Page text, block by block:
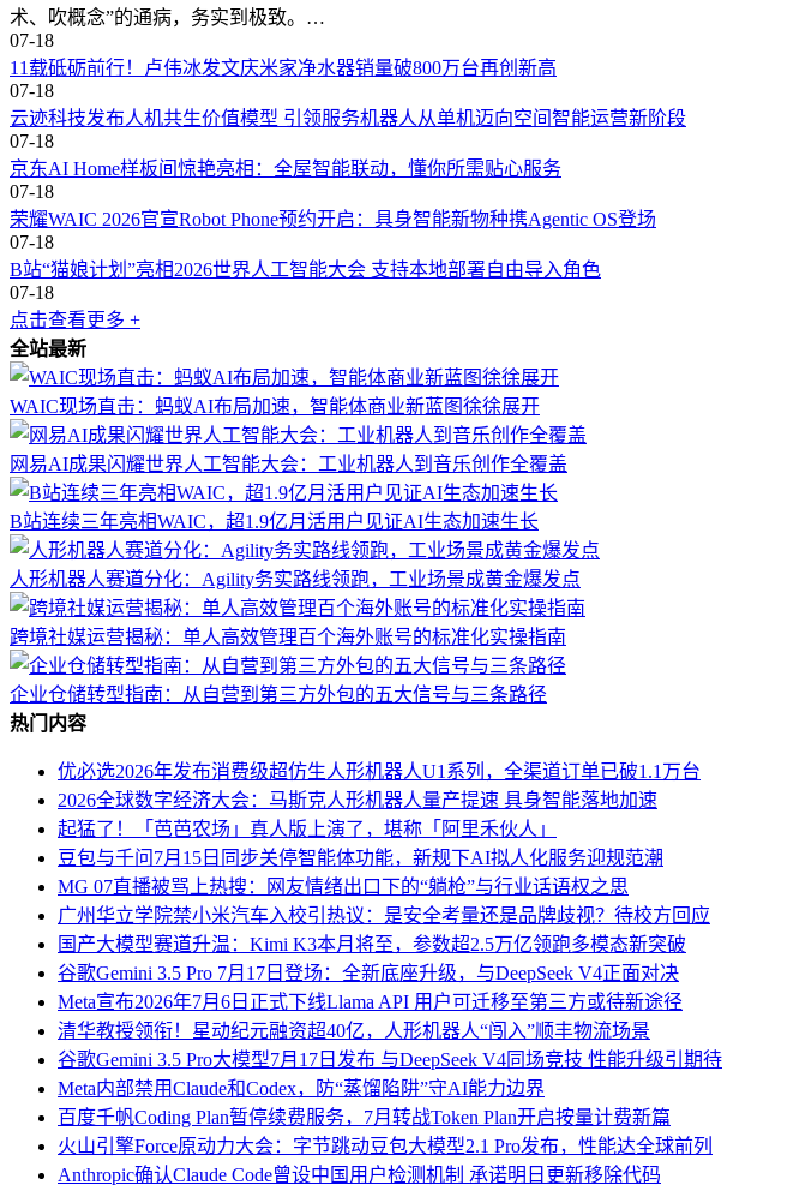
术、吹概念”的通病，务实到极致。…
07-18
11载砥砺前行！卢伟冰发文庆米家净水器销量破800万台再创新高
07-18
云迹科技发布人机共生价值模型 引领服务机器人从单机迈向空间智能运营新阶段
07-18
京东AI Home样板间惊艳亮相：全屋智能联动，懂你所需贴心服务
07-18
荣耀WAIC 2026官宣Robot Phone预约开启：具身智能新物种携Agentic OS登场
07-18
B站“猫娘计划”亮相2026世界人工智能大会 支持本地部署自由导入角色
07-18
点击查看更多 +
全站最新
WAIC现场直击：蚂蚁AI布局加速，智能体商业新蓝图徐徐展开
网易AI成果闪耀世界人工智能大会：工业机器人到音乐创作全覆盖
B站连续三年亮相WAIC，超1.9亿月活用户见证AI生态加速生长
人形机器人赛道分化：Agility务实路线领跑，工业场景成黄金爆发点
跨境社媒运营揭秘：单人高效管理百个海外账号的标准化实操指南
企业仓储转型指南：从自营到第三方外包的五大信号与三条路径
热门内容
优必选2026年发布消费级超仿生人形机器人U1系列，全渠道订单已破1.1万台
2026全球数字经济大会：马斯克人形机器人量产提速 具身智能落地加速
起猛了！「芭芭农场」真人版上演了，堪称「阿里禾伙人」
豆包与千问7月15日同步关停智能体功能，新规下AI拟人化服务迎规范潮
MG 07直播被骂上热搜：网友情绪出口下的“躺枪”与行业话语权之思
广州华立学院禁小米汽车入校引热议：是安全考量还是品牌歧视？待校方回应
国产大模型赛道升温：Kimi K3本月将至，参数超2.5万亿领跑多模态新突破
谷歌Gemini 3.5 Pro 7月17日登场：全新底座升级，与DeepSeek V4正面对决
Meta宣布2026年7月6日正式下线Llama API 用户可迁移至第三方或待新途径
清华教授领衔！星动纪元融资超40亿，人形机器人“闯入”顺丰物流场景
谷歌Gemini 3.5 Pro大模型7月17日发布 与DeepSeek V4同场竞技 性能升级引期待
Meta内部禁用Claude和Codex，防“蒸馏陷阱”守AI能力边界
百度千帆Coding Plan暂停续费服务，7月转战Token Plan开启按量计费新篇
火山引擎Force原动力大会：字节跳动豆包大模型2.1 Pro发布，性能达全球前列
Anthropic确认Claude Code曾设中国用户检测机制 承诺明日更新移除代码